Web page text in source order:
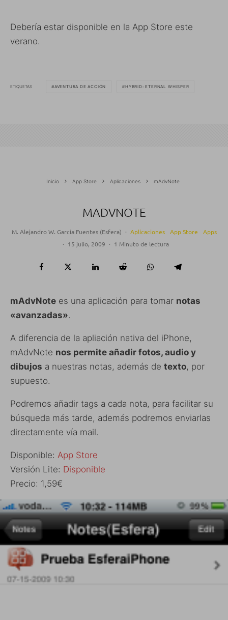
Debería estar disponible en la App Store este
verano.
ETIQUETAS AVENTURA DE ACCIÓN HYBRID: ETERNAL WHISPER
Inicio App Store Aplicaciones mAdvNote
MADVNOTE
M. Alejandro W. García Fuentes (Esfera) · Aplicaciones App Store
Apps
· 15 julio, 2009 · 1 Minuto de lectura
mAdvNote es una aplicación para tomar notas
«avanzadas».
A diferencia de la apliación nativa del iPhone,
mAdvNote nos permite añadir fotos, audio y
dibujos a nuestras notas, además de texto, por
supuesto.
Podremos añadir tags a cada nota, para facilitar su
búsqueda más tarde, además podremos enviarlas
directamente vía mail.
Disponible: App Store
Versión Lite: Disponible
Precio: 1,59€